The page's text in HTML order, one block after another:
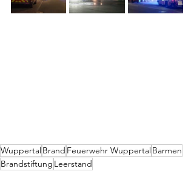
Wuppertal Brand Feuerwehr Wuppertal Barmen
Brandstiftung Leerstand